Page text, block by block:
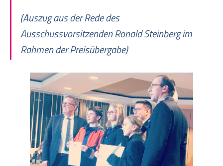
(Auszug aus der Rede des
Ausschussvorsitzenden Ronald Steinberg im
Rahmen der Preisübergabe)